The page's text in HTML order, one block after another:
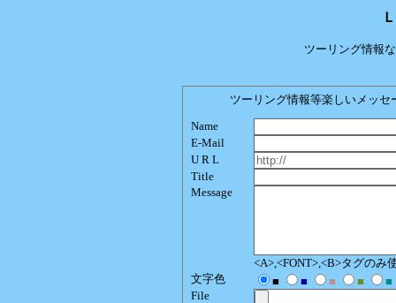
ツーリング情報
ツーリング情報等楽しいメッセ
Name
E-Mail
U R L
Title
Message
<A>,<FONT>,<B>タグのみ
文字色
■ ■ ■ ■
■
File